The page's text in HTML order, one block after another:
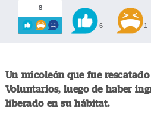
8
6 1
Un micoleón que fue
Voluntarios, luego de haber
liberado en su hábitat.